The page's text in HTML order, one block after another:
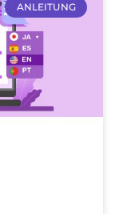
ANLEITUNG